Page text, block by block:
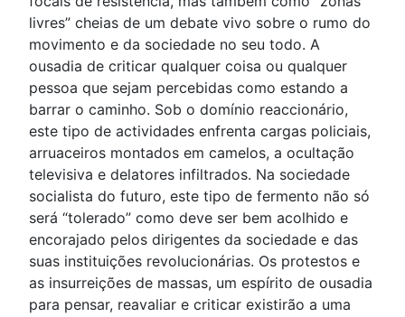
livres” cheias de um debate vivo sobre o rumo do
movimento e da sociedade no seu todo. A
ousadia de criticar qualquer coisa ou qualquer
pessoa que sejam percebidas como estando a
barrar o caminho. Sob o domínio reaccionário,
este tipo de actividades enfrenta cargas policiais,
arruaceiros montados em camelos, a ocultação
televisiva e delatores infiltrados. Na sociedade
socialista do futuro, este tipo de fermento não só
será “tolerado” como deve ser bem acolhido e
encorajado pelos dirigentes da sociedade e das
suas instituições revolucionárias. Os protestos e
as insurreições de massas, um espírito de ousadia
para pensar, reavaliar e criticar existirão a uma